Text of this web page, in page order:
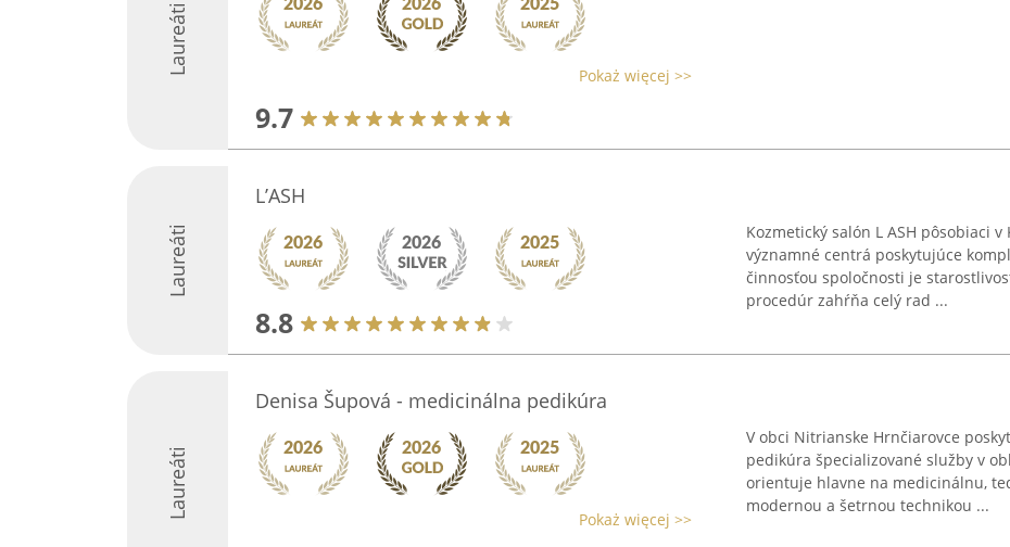
Laureáti Pokaż więcej >>
9.7
Laureáti
L’ASH
8.8
Kozmetický salón L ASH pôsobiaci
významné centrá poskytujúce
činnosťou spoločnosti je
procedúr zahŕňa celý rad ...
Laureáti
Denisa Šupová - medicinálna pedikúra
Pokaż więcej >>
V obci Nitrianske Hrnčiarovce
pedikúra špecializované služby v
orientuje hlavne na medicinálnu,
modernou a šetrnou technikou ...